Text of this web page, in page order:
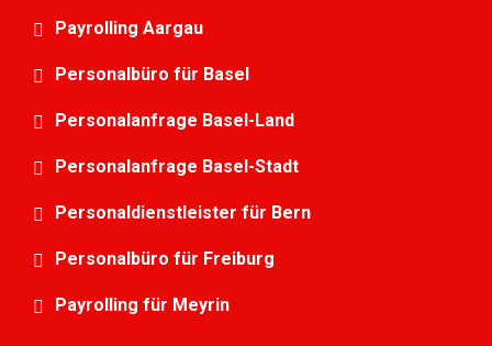
Payrolling Aargau
Personalbüro für Basel
Personalanfrage Basel-Land
Personalanfrage Basel-Stadt
Personaldienstleister für Bern
Personalbüro für Freiburg
Payrolling für Meyrin